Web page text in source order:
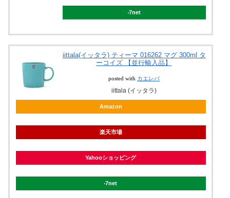
7net
iittala(イッタラ) ティーマ 016262 マグ 300ml タ
ーコイズ 【並行輸入品】
posted with カエレバ
iittala (イッタラ)
Amazon
楽天市場
Yahooショッピング
7net